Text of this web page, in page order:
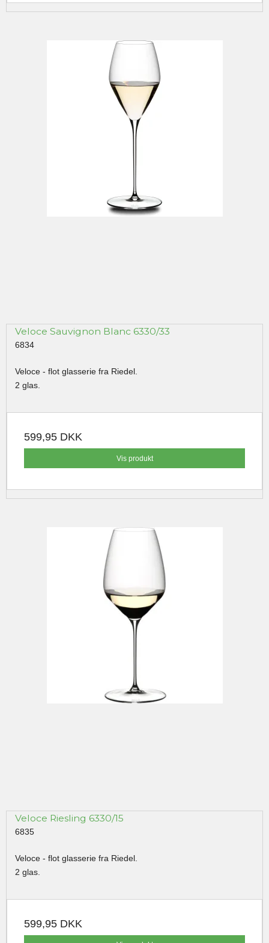
Veloce Sauvignon Blanc 6330/33
6834
Veloce - flot glasserie fra Riedel.
2 glas.
599,95 DKK
Vis produkt
Veloce Riesling 6330/15
6835
Veloce - flot glasserie fra Riedel.
2 glas.
599,95 DKK